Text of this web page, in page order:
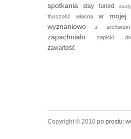
spotkaniastay tuned
tfurczość własna w mojej
wyznaniowoz
zapachniało zapiski
zawartość
Copyright © 2010 po prostu: